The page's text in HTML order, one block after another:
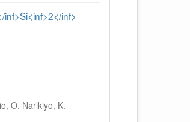
inf>
O. Narikiyo, K.